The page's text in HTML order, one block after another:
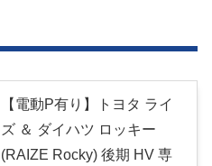
【電動P有り】トヨタ ライ
ズ ＆ ダイハツ ロッキー
(RAIZE Rocky) 後期 HV 専